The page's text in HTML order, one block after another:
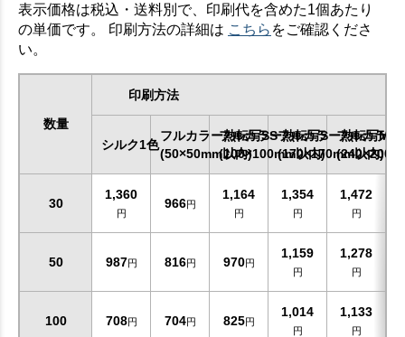
表示価格は税込・送料別で、印刷代を含めた1個あたり
の単価です。 印刷方法の詳細は こちら をご確認くださ
い。
数量
印刷方法
シルク1色
フルカラー熱転写SS
(50×50mm以内)
フルカラー熱転写S
(100×100mm以内)
フルカラー熱転写M
(170×170mm以内)
フルカラー
30
1,360
円
966円
1,164
円
1,354
円
1,472
円
50 987円 816円 970円
1,159
円
1,278
円
100 708円 704円 825円
1,014
円
1,133
円